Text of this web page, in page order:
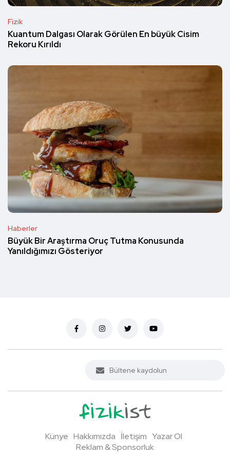
Fizik
Kuantum Dalgası Olarak Görülen En büyük Cisim
Rekoru Kırıldı
Haberler
Büyük Bir Araştırma Oruç Tutma Konusunda
Yanıldığımızı Gösteriyor
Künye Hakkımızda İletişim Yazar Ol
Reklam & Sponsorluk